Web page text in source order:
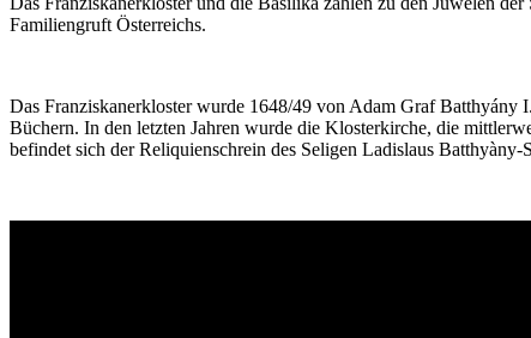
Familiengruft Österreichs.
Das Franziskanerkloster wurde 1648/49 von Adam Graf
Büchern. In den letzten Jahren wurde die Klosterkirche, die
befindet sich der Reliquienschrein des Seligen Ladislaus Batthyàny-